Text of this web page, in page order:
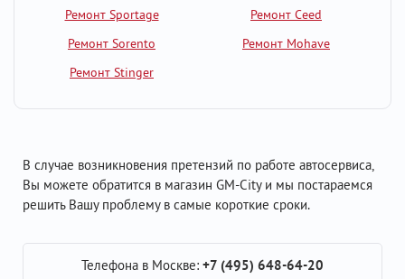
Ремонт Sportage
Ремонт Ceed
Ремонт Sorento
Ремонт Mohave
Ремонт Stinger
В случае возникновения претензий по работе автосервиса,
Вы можете обратится в магазин GM-City и мы постараемся
решить Вашу проблему в самые короткие сроки.
Телефона в Москве: +7 (495) 648-64-20